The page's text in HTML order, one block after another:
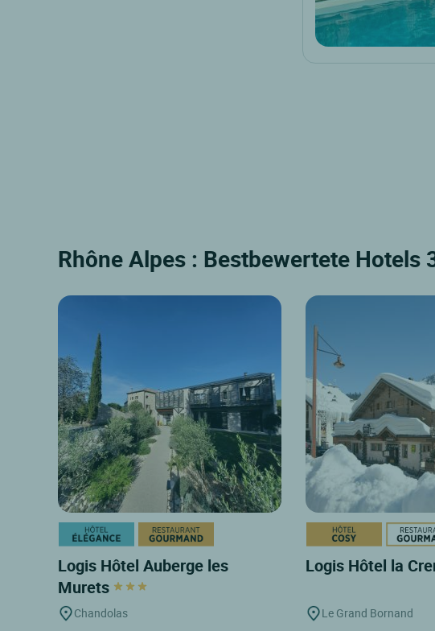
Rhône Alpes : Bestbewertete Hotels
Logis Hôtel Auberge les
Murets
Chandolas
Logis Hôtel la
Le Grand Bornand